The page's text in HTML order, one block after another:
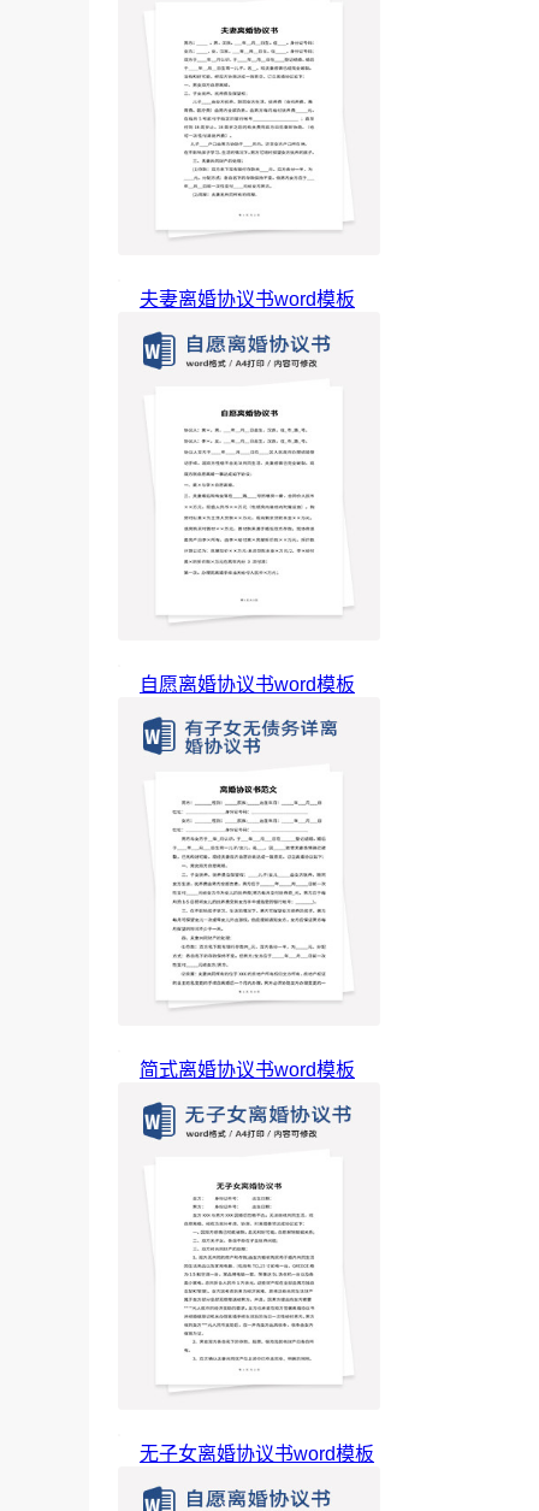
夫妻离婚协议书word模板
自愿离婚协议书word模板
简式离婚协议书word模板
无子女离婚协议书word模板